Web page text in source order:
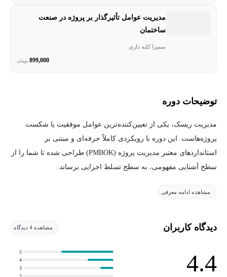
مدیریت عوامل تأثیرگذار بر پروژه در صنعت
ساختمان
سمیرا کلبه داری
899,000 تومان
توضیحات دوره
مدیریت ریسک، یکی از تعیین‌کننده‌ترین عوامل موفقیت یا شکست
پروژه‌هاست. این دوره با رویکردی کاملاً حرفه‌ای و مبتنی بر
استانداردهای معتبر مدیریت پروژه (PMBOK) طراحی شده تا شما را از
سطح آشنایی مفهومی، به سطح تسلط اجرایی برساند.
ساختاریافته تشریح می‌شود؛ از برنامه‌ریزی مدیریت ریسک و شناسایی
اثربخش و پایش و کنترل مستمر ریسک‌ها. تمرکز اصلی دوره، تبدیل
بخش پایانی دوره با ارائه مثال‌های کاربردی از صنعت ساختمان، نشان
مشاهده ادامه معرفی
دیدگاه کاربران مشاهده 4 دیدگاه
4.4
3
4
5